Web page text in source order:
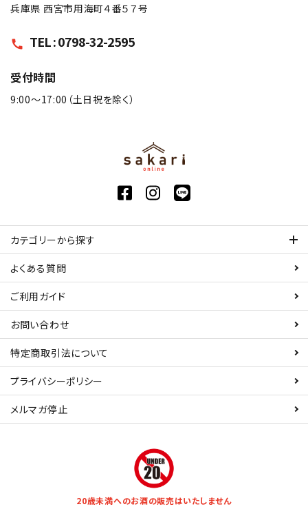
兵庫県 西宮市用海町４番５７号
call TEL : 0798-32-2595
受付時間
9:00〜17:00（土日祝を除く）
カテゴリーから探す
よくある質問
ご利用ガイド
お問い合わせ
特定商取引法について
プライバシーポリシー
メルマガ停止
20歳未満へのお酒の販売はいたしません